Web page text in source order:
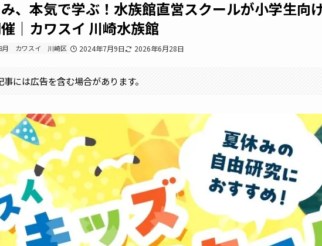
、本気で学ぶ！水族館直営スクールが小学生向
｜カワスイ 川崎水族館
月 カワスイ 川崎区 2024年7月9日 2026年6月28日
事には広告を含む場合があります。